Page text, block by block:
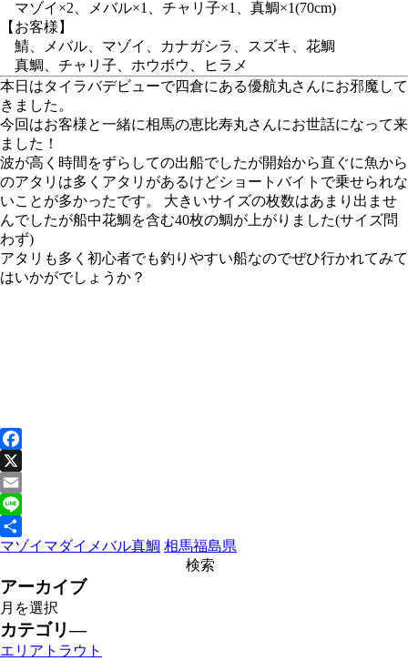
マゾイ×2、メバル×1、チャリ子×1、真鯛×1(70cm)
【お客様】
鯖、メバル、マゾイ、カナガシラ、スズキ、花鯛
真鯛、チャリ子、ホウボウ、ヒラメ
本日はタイラバデビューで四倉にある優航丸さんにお邪魔して
きました。
今回はお客様と一緒に相馬の恵比寿丸さんにお世話になって来
ました！
波が高く時間をずらしての出船でしたが開始から直ぐに魚から
のアタリは多くアタリがあるけどショートバイトで乗せられな
いことが多かったです。 大きいサイズの枚数はあまり出ませ
んでしたが船中花鯛を含む40枚の鯛が上がりました(サイズ問
わず)
アタリも多く初心者でも釣りやすい船なのでぜひ行かれてみて
はいかがでしょうか？
Facebook
X
Email
Line
共
マゾイ マダイ メバル真鯛 相馬福島県
アーカイブ
カテゴリ―
エリアトラウト